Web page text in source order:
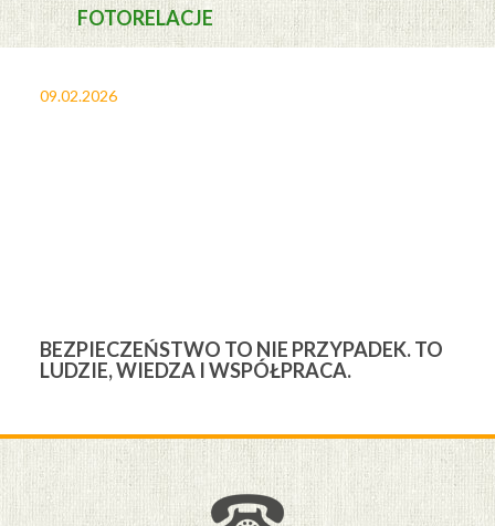
FOTORELACJE
09.02.2026
BEZPIECZEŃSTWO TO NIE PRZYPADEK. TO
LUDZIE, WIEDZA I WSPÓŁPRACA.